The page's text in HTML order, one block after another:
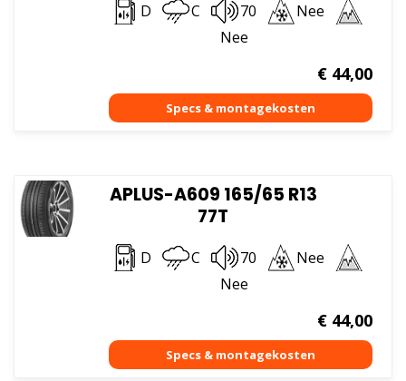
D C 70
Nee
Nee
€44,00
APLUS-A609 165/65 R13
77T
D C 70
Nee
Nee
€44,00